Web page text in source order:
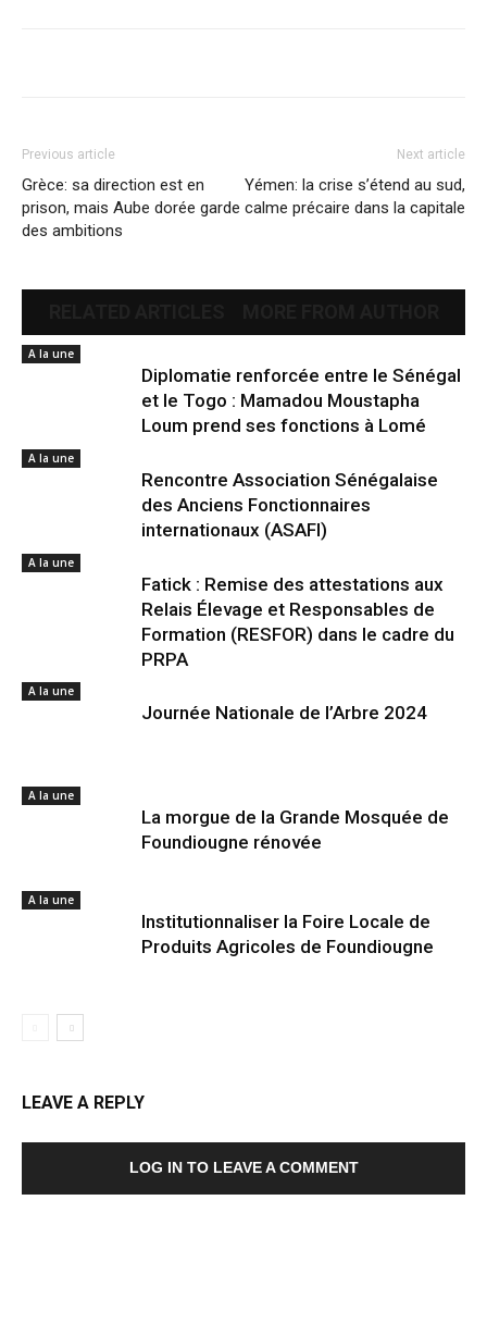
Previous article
Grèce: sa direction est en
prison, mais Aube dorée garde
des ambitions
Next article
Yémen: la crise s’étend au sud,
calme précaire dans la capitale
A la une
Diplomatie renforcée entre le Sénégal
et le Togo : Mamadou Moustapha
Loum prend ses fonctions à Lomé
A la une
Rencontre Association Sénégalaise
des Anciens Fonctionnaires
internationaux (ASAFI)
A la une
Fatick : Remise des attestations aux
Relais Élevage et Responsables de
Formation (RESFOR) dans le cadre du
PRPA
A la une
Journée Nationale de l’Arbre 2024
A la une
La morgue de la Grande Mosquée de
Foundiougne rénovée
A la une
Institutionnaliser la Foire Locale de
Produits Agricoles de Foundiougne
LEAVE A REPLY
LOG IN TO LEAVE A COMMENT